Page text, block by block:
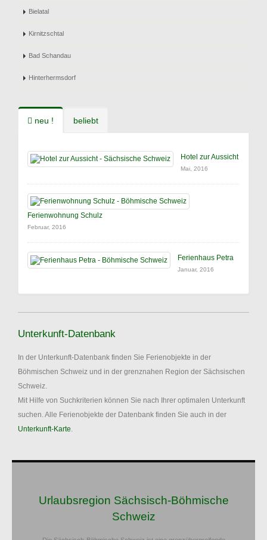
Bielatal
Kirnitzschtal
Bad Schandau
Hinterhermsdorf
neu ! beliebt
Hotel zur Aussicht
Mai, 2016
Ferienwohnung Schulz
Februar, 2016
Ferienhaus Petra
Januar, 2016
Unterkunft-Datenbank
In der Unterkunft-Datenbank finden Sie Ferienobjekte in der
Böhmischen Schweiz und in der grenznahen Region der Sächsischen
Schweiz.
Mit Hilfe von Suchkriterien können Sie nach Ihrer optimalen Unterkunft
suchen. Alle Ferienobjekte der Datenbank finden Sie auch in der
Unterkunft-Karte.
Urlaubsregion Sächsisch-Böhmische
Schweiz